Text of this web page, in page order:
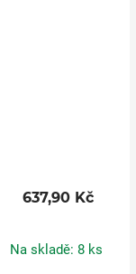
637,90 Kč
Na skladě: 8 ks